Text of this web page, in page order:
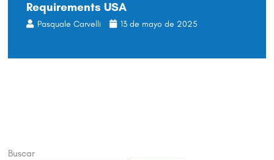
Requirements USA
Pasquale Carvelli 13 de mayo de 2025
Buscar